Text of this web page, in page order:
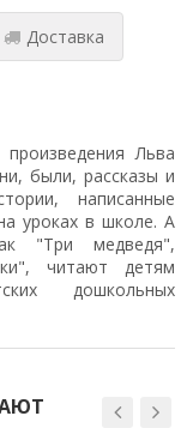
Доставка
Льва
были, рассказы и
написанные
уроках в школе. А
"Три медведя",
читают детям
дошкольных